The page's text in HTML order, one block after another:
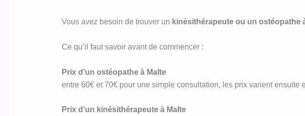
Vous avez besoin de trouver un kinésithérapeute ou un ostéopathe
Ce qu’il faut savoir avant de commencer :
Prix d’un ostéopathe à Malte
entre 60€ et 70€ pour une simple consultation, les prix varient
Prix d’un kinésithérapeute à Malte